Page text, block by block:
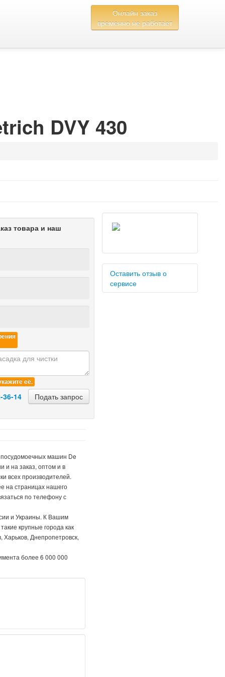
Онлайн заказ
временно не работает
DVY 430
товара и наш
её.
Подать запрос
36-14
посудомоечных машин De
и на заказ, оптом и в
всех производителей.
на страницах нашего
по телефону с
и Украины. К Вашим
крупные города как
Днепропетровск,
более 6 000 000
Оставить отзыв о
сервисе